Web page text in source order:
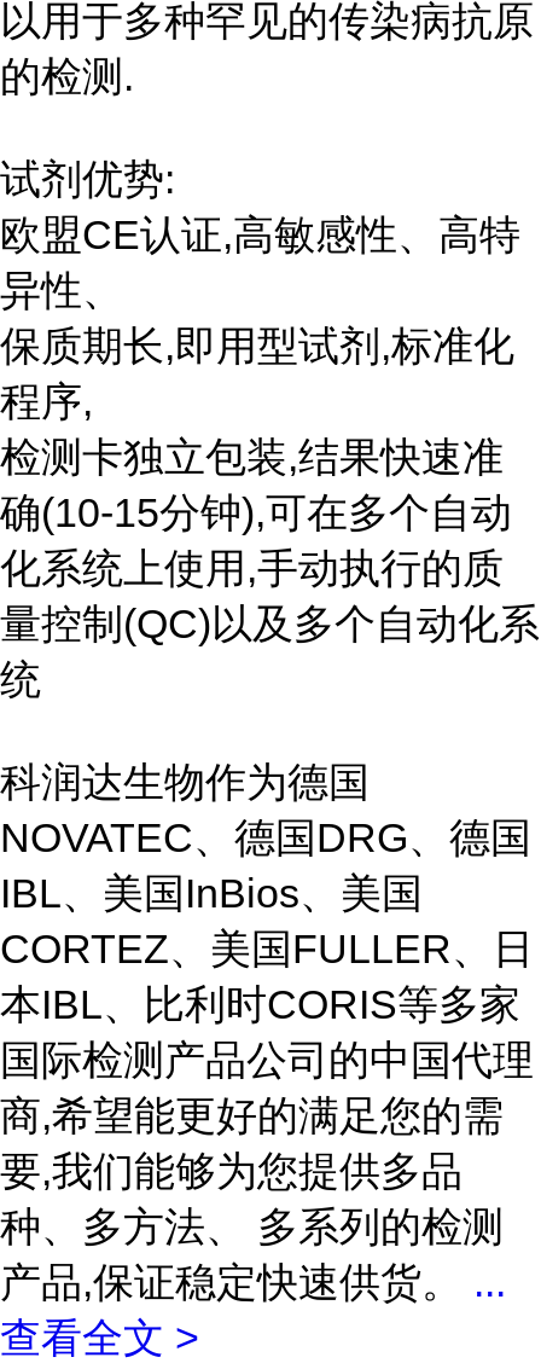
以用于多种罕见的传染病抗原
的检测.
试剂优势:
欧盟CE认证,高敏感性、高特
异性、
保质期长,即用型试剂,标准化
程序,
检测卡独立包装,结果快速准
确(10-15分钟),可在多个自动
化系统上使用,手动执行的质
量控制(QC)以及多个自动化系
统
科润达生物作为德国
NOVATEC、德国DRG、德国
IBL、美国InBios、美国
CORTEZ、美国FULLER、日
本IBL、比利时CORIS等多家
国际检测产品公司的中国代理
商,希望能更好的满足您的需
要,我们能够为您提供多品
种、多方法、 多系列的检测
产品,保证稳定快速供货。 ...
查看全文 >